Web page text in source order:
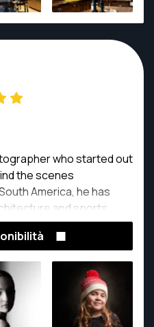
who started out
the scenes
America, he has
and sports